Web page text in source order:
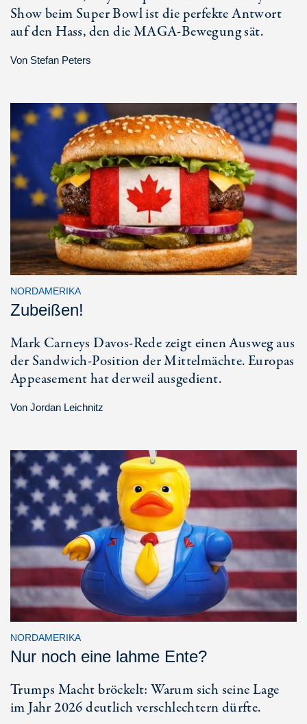
Show beim Super Bowl ist die perfekte Antwort
auf den Hass, den die MAGA-Bewegung sät.
Von Stefan Peters
NORDAMERIKA
Zubeißen!
Mark Carneys Davos-Rede zeigt einen Ausweg aus
der Sandwich-Position der Mittelmächte. Europas
Appeasement hat derweil ausgedient.
Von Jordan Leichnitz
NORDAMERIKA
Nur noch eine lahme Ente?
Trumps Macht bröckelt: Warum sich seine Lage
im Jahr 2026 deutlich verschlechtern dürfte.